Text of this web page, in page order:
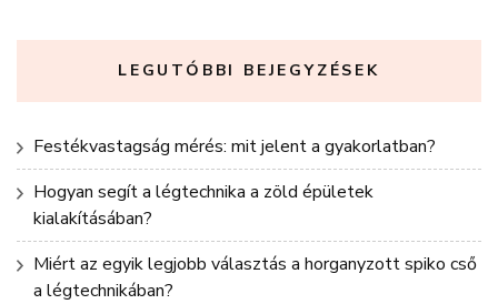
LEGUTÓBBI BEJEGYZÉSEK
Festékvastagság mérés: mit jelent a gyakorlatban?
Hogyan segít a légtechnika a zöld épületek
kialakításában?
Miért az egyik legjobb választás a horganyzott spiko cső
a légtechnikában?